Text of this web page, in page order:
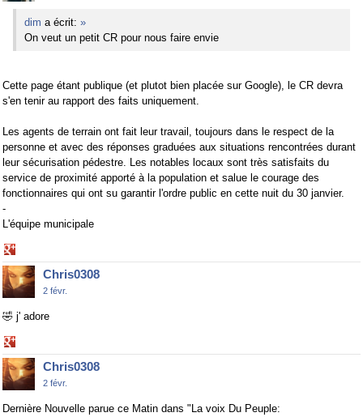
dim a écrit: »
On veut un petit CR pour nous faire envie
Cette page étant publique (et plutot bien placée sur Google), le CR devra
s'en tenir au rapport des faits uniquement.
Les agents de terrain ont fait leur travail, toujours dans le respect de la
personne et avec des réponses graduées aux situations rencontrées durant
leur sécurisation pédestre. Les notables locaux sont très satisfaits du
service de proximité apporté à la population et salue le courage des
fonctionnaires qui ont su garantir l'ordre public en cette nuit du 30 janvier.
-
L'équipe municipale
on
Google+Chris0308
2 févr.
🤣 j' adore
on
Google+Chris0308
2 févr.
Dernière Nouvelle parue ce Matin dans "La voix Du Peuple: